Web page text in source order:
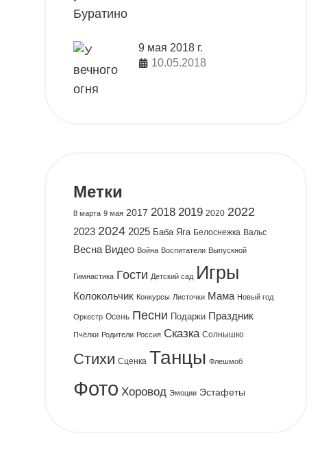
9 мая 2018 г.
10.05.2018
Метки
8 марта 9 мая 2017 2018 2019 2020 2022
2023 2024 2025 Баба Яга Белоснежка Вальс
Весна Видео Война Воспитатели Выпускной
Гимнастика Гости Детский сад Игры
Колокольчик Конкурсы Листочки Мама Новый год
Оркестр Осень Песни Подарки Праздник
Пчёлки Родители Россия Сказка Солнышко
Стихи Сценка Танцы Флешмоб
Фото Хоровод Эмоции Эстафеты